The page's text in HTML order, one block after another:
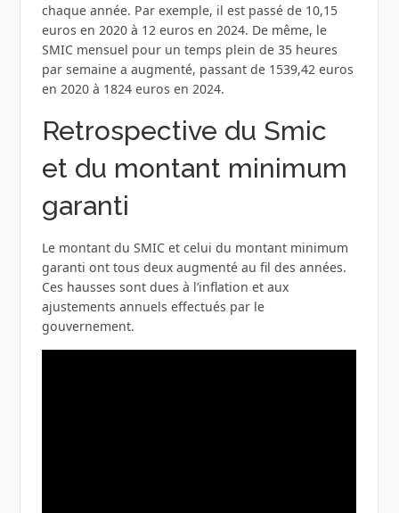
chaque année. Par exemple, il est passé de 10,15
euros en 2020 à 12 euros en 2024. De même, le
SMIC mensuel pour un temps plein de 35 heures
par semaine a augmenté, passant de 1539,42 euros
en 2020 à 1824 euros en 2024.
Retrospective du Smic
et du montant minimum
garanti
Le montant du SMIC et celui du montant minimum
garanti ont tous deux augmenté au fil des années.
Ces hausses sont dues à l’inflation et aux
ajustements annuels effectués par le
gouvernement.